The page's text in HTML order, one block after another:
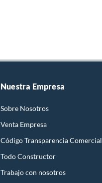
Nuestra Empresa
Sobre Nosotros
Venta Empresa
Código Transparencia Comercial
Todo Constructor
Trabajo con nosotros